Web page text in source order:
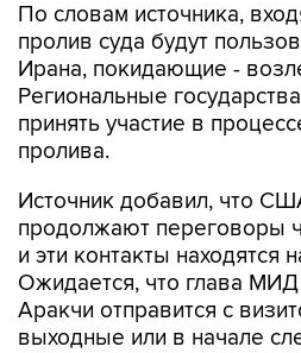
По словам источника,
пролив суда будут
Ирана, покидающие -
Региональные
принять участие в
пролива.
Источник добавил, что
продолжают переговоры
и эти контакты находятся
Ожидается, что глава
Аракчи отправится с
выходные или в начале